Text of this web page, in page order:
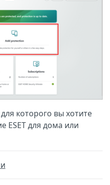
которого вы хотите
ESET для дома или